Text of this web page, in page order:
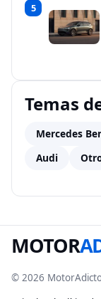
5
Temas
Mercedes
Audi
MOTOR
© 2026